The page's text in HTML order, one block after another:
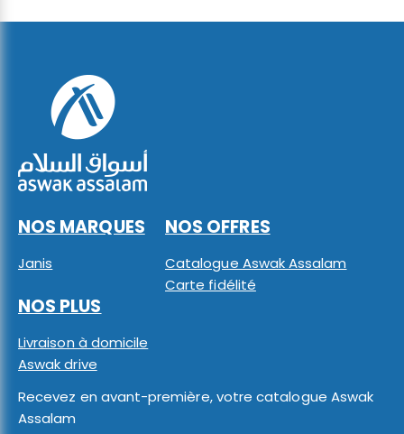
NOS MARQUES
Janis
NOS OFFRES
Catalogue Aswak Assalam
Carte fidélité
NOS PLUS
Livraison à domicile
Aswak drive
Recevez en avant-première, votre catalogue Aswak
Assalam